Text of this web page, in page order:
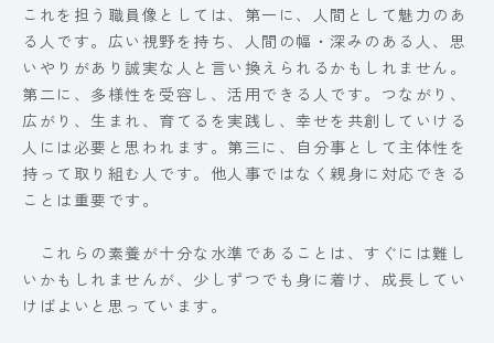
これを担う職員像としては、第一に、人間として魅力のあ
る人です。広い視野を持ち、人間の幅・深みのある人、思
いやりがあり誠実な人と言い換えられるかもしれません。
第二に、多様性を受容し、活用できる人です。つながり、
広がり、生まれ、育てるを実践し、幸せを共創していける
人には必要と思われます。第三に、自分事として主体性を
持って取り組む人です。他人事ではなく親身に対応できる
ことは重要です。
これらの素養が十分な水準であることは、すぐには難し
いかもしれませんが、少しずつでも身に着け、成長してい
けばよいと思っています。